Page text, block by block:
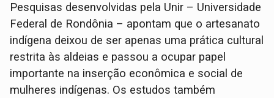
Pesquisas desenvolvidas pela Unir – Universidade
Federal de Rondônia – apontam que o artesanato
indígena deixou de ser apenas uma prática cultural
restrita às aldeias e passou a ocupar papel
importante na inserção econômica e social de
mulheres indígenas. Os estudos também